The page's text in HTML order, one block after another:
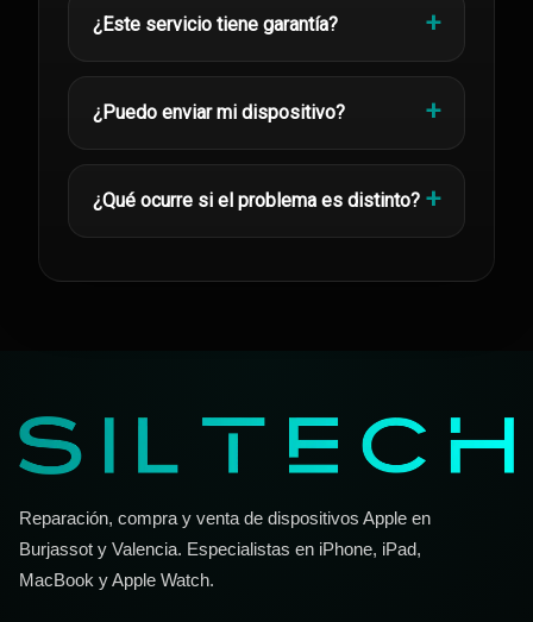
¿Este servicio tiene garantía?
¿Puedo enviar mi dispositivo?
¿Qué ocurre si el problema es distinto?
Reparación, compra y venta de dispositivos Apple en
Burjassot y Valencia. Especialistas en iPhone, iPad,
MacBook y Apple Watch.